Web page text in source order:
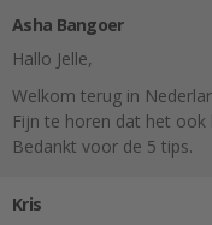
Asha Bangoer
Hallo Jelle,
Welkom terug in
Fijn te horen dat het
Bedankt voor de 5 tips.
Kris